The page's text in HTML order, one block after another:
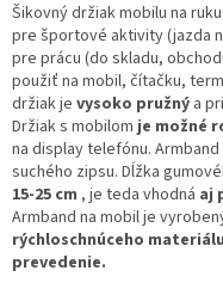
Šikovný držiak mobilu na
pre športové aktivity (jazda
pre prácu (do skladu,
použiť na mobil, čítačku,
držiak je vysoko pružný a
Držiak s mobilomje možné
na display telefónu.
suchého zipsu. Dĺžka
15-25 cm , je teda vhodná aj
Armband na mobil je
rýchloschnúceho materiálu
prevedenie.